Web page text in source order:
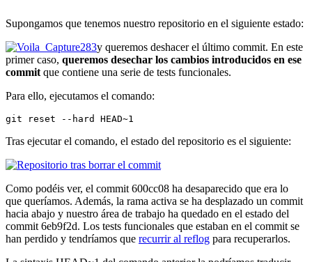
Supongamos que tenemos nuestro repositorio en el siguiente estado:
y queremos deshacer el último commit. En este
primer caso, queremos desechar los cambios introducidos en ese
commit que contiene una serie de tests funcionales.
Para ello, ejecutamos el comando:
git reset --hard HEAD~1
Tras ejecutar el comando, el estado del repositorio es el siguiente:
Como podéis ver, el commit 600cc08 ha desaparecido que era lo
que queríamos. Además, la rama activa se ha desplazado un commit
hacia abajo y nuestro área de trabajo ha quedado en el estado del
commit 6eb9f2d. Los tests funcionales que estaban en el commit se
han perdido y tendríamos que recurrir al reflog para recuperarlos.